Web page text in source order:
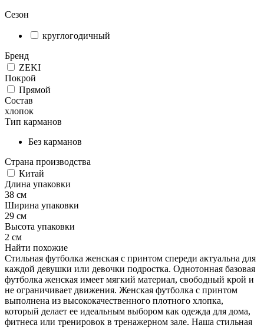
Сезон
круглогодичный
Бренд
ZEKI
Покрой
Прямой
Состав
хлопок
Тип карманов
Без карманов
Страна производства
Китай
Длина упаковки
38 см
Ширина упаковки
29 см
Высота упаковки
2 см
Найти похожие
Стильная футболка женская с принтом спереди актуальна для
каждой девушки или девочки подростка. Однотонная базовая
футболка женская имеет мягкий материал, свободный крой и
не ограничивает движения. Женская футболка с принтом
выполнена из высококачественного плотного хлопка,
который делает ее идеальным выбором как одежда для дома,
фитнеса или тренировок в тренажерном зале. Наша стильная